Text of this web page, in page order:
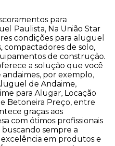
para
Paulista, Na União Star
condições para aluguel
compactadores de solo,
de construção.
a solução que você
por exemplo,
de Andaime,
para Alugar, Locação
Betoneira Preço, entre
graças aos
com ótimos profissionais
sempre a
em produtos e